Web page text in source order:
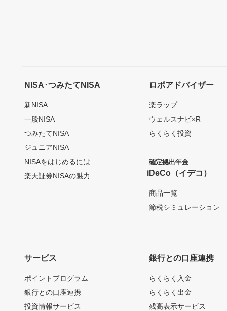
NISA･つみたてNISA
新NISA
一般NISA
つみたてNISA
ジュニアNISA
NISAをはじめるには
楽天証券NISAの魅力
ロボアドバイザー
楽ラップ
ウェルスナビ×R
らくらく投資
確定拠出年金
iDeCo（イデコ）
商品一覧
節税シミュレーション
サービス
ポイントプログラム
銀行との口座連携
投資情報サービス
銀行との口座連携
らくらく入金
らくらく出金
残高表示サービス